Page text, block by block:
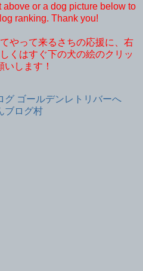
or a dog picture below to
ranking. Thank you!
やって来るさちの応援に、右
くはすぐ下の犬の絵のクリッ
いします！
ブログ村